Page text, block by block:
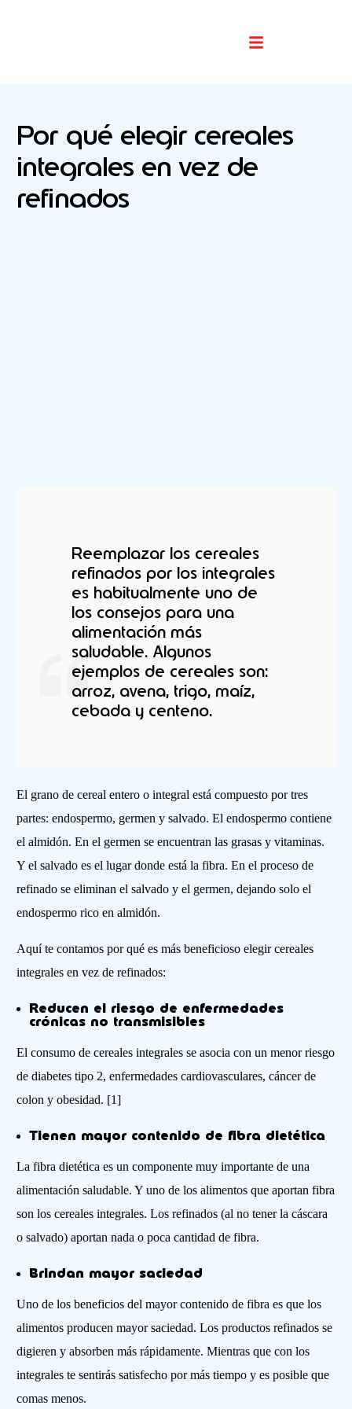
Por qué elegir cereales
integrales en vez de
refinados
Reemplazar los cereales
refinados por los integrales
es habitualmente uno de
los consejos para una
alimentación más
saludable. Algunos
ejemplos de cereales son:
arroz, avena, trigo, maíz,
cebada y centeno.
El grano de cereal entero o integral está compuesto por tres
partes: endospermo, germen y salvado. El endospermo contiene
el almidón. En el germen se encuentran las grasas y vitaminas.
Y el salvado es el lugar donde está la fibra. En el proceso de
refinado se eliminan el salvado y el germen, dejando solo el
endospermo rico en almidón.
Aquí te contamos por qué es más beneficioso elegir cereales
integrales en vez de refinados:
Reducen el riesgo de enfermedades
crónicas no transmisibles
El consumo de cereales integrales se asocia con un menor riesgo
de diabetes tipo 2, enfermedades cardiovasculares, cáncer de
colon y obesidad. [1]
Tienen mayor contenido de fibra dietética
La fibra dietética es un componente muy importante de una
alimentación saludable. Y uno de los alimentos que aportan fibra
son los cereales integrales. Los refinados (al no tener la cáscara
o salvado) aportan nada o poca cantidad de fibra.
Brindan mayor saciedad
Uno de los beneficios del mayor contenido de fibra es que los
alimentos producen mayor saciedad. Los productos refinados se
digieren y absorben más rápidamente. Mientras que con los
integrales te sentirás satisfecho por más tiempo y es posible que
comas menos.